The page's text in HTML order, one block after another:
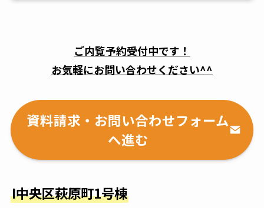
ご内覧予約受付中です！
お気軽にお問い合わせください^^
資料請求・お問い合わせフォーム
へ進む
I中央区萩原町1号棟